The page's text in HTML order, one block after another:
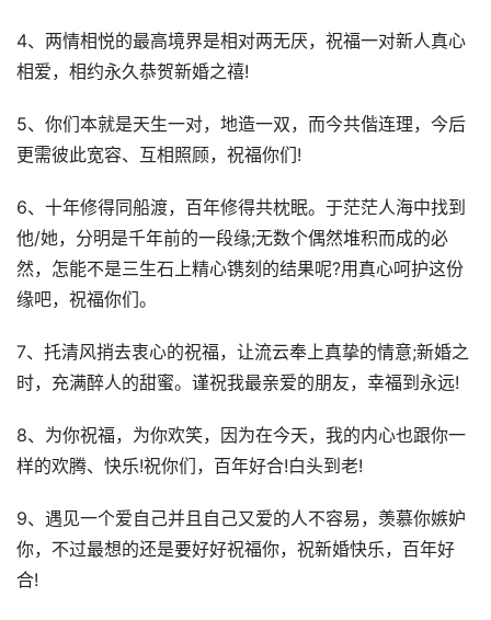
4、两情相悦的最高境界是相对两无厌，祝福一对新人真心
相爱，相约永久恭贺新婚之禧!
5、你们本就是天生一对，地造一双，而今共偕连理，今后
更需彼此宽容、互相照顾，祝福你们!
6、十年修得同船渡，百年修得共枕眠。于茫茫人海中找到
他/她，分明是千年前的一段缘;无数个偶然堆积而成的必
然，怎能不是三生石上精心镌刻的结果呢?用真心呵护这份
缘吧，祝福你们。
7、托清风捎去衷心的祝福，让流云奉上真挚的情意;新婚之
时，充满醉人的甜蜜。谨祝我最亲爱的朋友，幸福到永远!
8、为你祝福，为你欢笑，因为在今天，我的内心也跟你一
样的欢腾、快乐!祝你们，百年好合!白头到老!
9、遇见一个爱自己并且自己又爱的人不容易，羡慕你嫉妒
你，不过最想的还是要好好祝福你，祝新婚快乐，百年好
合!